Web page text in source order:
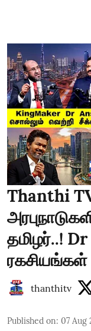
Thanthi
தமிழர்..!
ரகசியங்கள்
thanthitv
Published on: 07 Aug